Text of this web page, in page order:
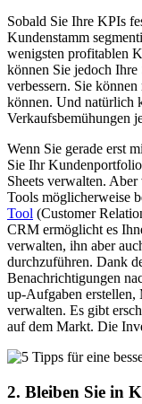
Sobald Sie Ihre KPIs
Kundenstamm
wenigsten profitablen
können Sie jedoch Ihre
verbessern. Sie können
können. Und natürlich
Verkaufsbemühungen
Wenn Sie gerade erst
Sie Ihr
Sheets verwalten.
Tools möglicherweise
Tool (Customer
CRM ermöglicht es
verwalten, ihn aber
durchzuführen. Dank
Benachrichtigungen
up-Aufgaben erstellen,
verwalten. Es gibt
auf dem Markt. Die
2. Bleiben Sie in